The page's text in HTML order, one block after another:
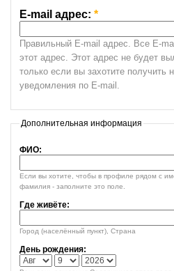
E-mail адрес: *
Правильный E-mail адрес. Все E-
этот адрес. Этот адрес не будет
только если вы захотите получить
уведомления по E-mail.
Дополнительная информация
ФИО:
Если вы хотите, чтобы в профиле рядом с
фамилия - заполните это поле.
Где живёте:
Город (населённый пункт), Страна
День рождения: